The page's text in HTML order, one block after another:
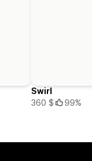
Swirl
360 $
99%